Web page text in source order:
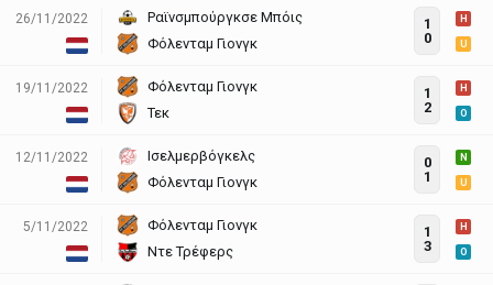
26/11/2022
Ραϊνσμπούργκσε Μπόις
Φόλενταμ Γιονγκ
1
0
H
U
19/11/2022
Φόλενταμ Γιονγκ
Τεκ
1
2
H
O
12/11/2022
Ισελμερβόγκελς
Φόλενταμ Γιονγκ
0
1
N
U
5/11/2022
Φόλενταμ Γιονγκ
Ντε Τρέφερς
1
3
H
O